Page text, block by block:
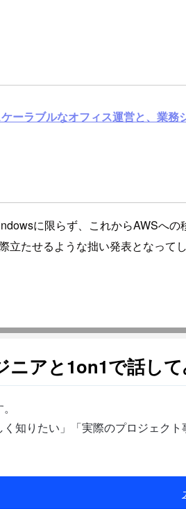
ーラブルなオフィス運営と、業務
に限らず、これからAWSへ
立たせるような拙い発表となって
アと1on1で話し
く知りたい」「実際のプロジェク